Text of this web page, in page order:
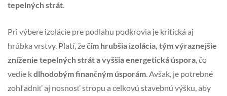
tepelných strát.
Pri výbere izolácie pre podlahu podkrovia je kritická aj
hrúbka vrstvy. Platí, žečím hrubšia izolácia, tým výraznejšie
zníženie tepelných strát a vyššia energetická úspora, čo
vedie kdlhodobým finančným úsporám. Avšak, je potrebné
zohľadniť aj nosnosť stropu a celkovú stavebnú výšku, aby